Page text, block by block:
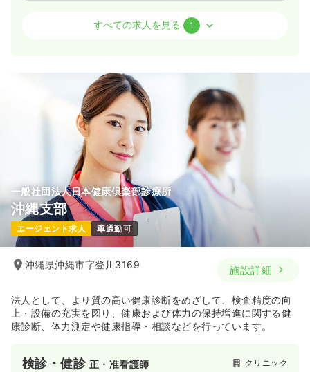
保健師
21.2〜26.9万円/月
7:30～16:30
月給26万円以上可
気になる 詳細を見る
すべての求人を見る 1
一般社団法人日本健康倶楽部診療所
沖縄支部
エージェント求人 車通勤可
沖縄県沖縄市字登川3169 施設詳細
法人として、より質の高い健康診断をめざして、検査精度の向
上・設備の充実を図り、健康および体力の保持増進に関する健
康診断、体力測定や健康指導・相談などを行っています。
検診・健診 正・准看護師 クリニック